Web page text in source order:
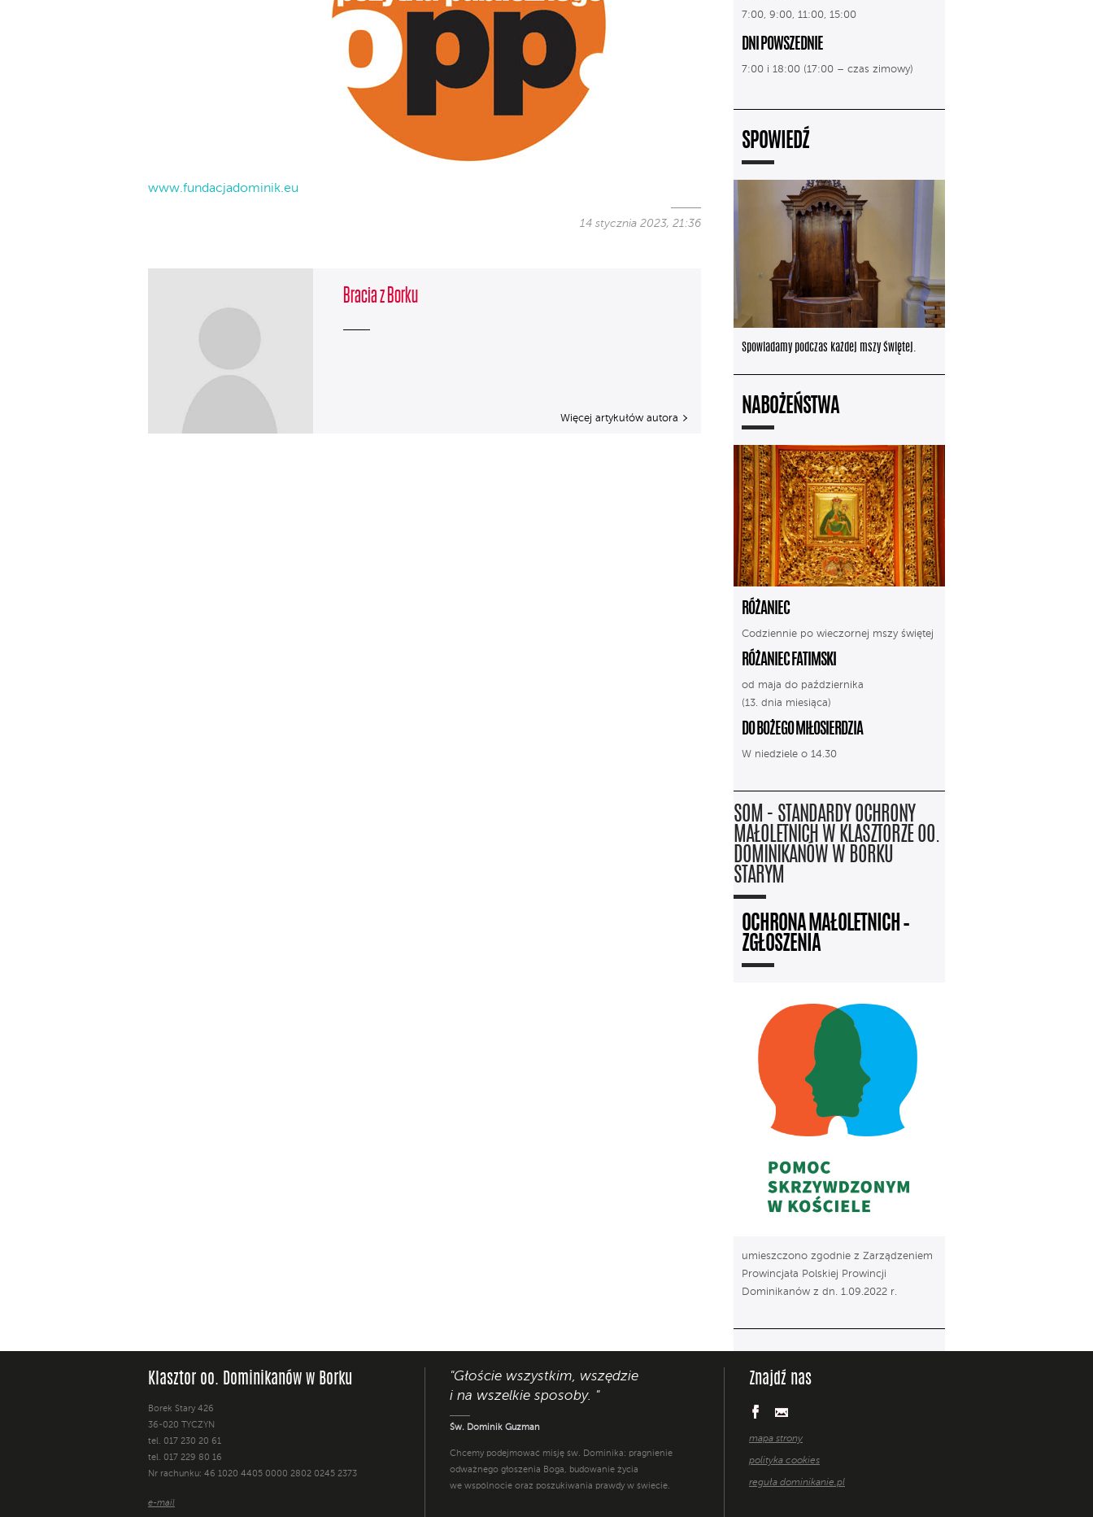
www.fundacjadominik.eu
14 stycznia 2023, 21:36
Bracia z Borku
Więcej artykułów autora
7:00, 9:00, 11:00, 15:00
DNI POWSZEDNIE
7:00 i 18:00 (17:00 – czas zimowy)
SPOWIEDŹ
Spowiadamy podczas każdej mszy świętej.
NABOŻEŃSTWA
RÓŻANIEC
Codziennie po wieczornej mszy świętej
RÓŻANIEC FATIMSKI
od maja do października
(13. dnia miesiąca)
DO BOŻEGO MIŁOSIERDZIA
W niedziele o 14.30
SOM - STANDARDY OCHRONY
MAŁOLETNICH W KLASZTORZE OO.
DOMINIKANÓW W BORKU
STARYM
OCHRONA MAŁOLETNICH –
ZGŁOSZENIA
umieszczono zgodnie z Zarządzeniem
Prowincjała Polskiej Prowincji
Dominikanów z dn. 1.09.2022 r.
Klasztor oo. Dominikanów w Borku
Borek Stary 426
36-020 TYCZYN
tel. 017 230 20 61
tel. 017 229 80 16
Nr rachunku: 46 1020 4405 0000 2802 0245 2373
e-mail
"Głoście wszystkim, wszędzie
i na wszelkie sposoby. "
Św. Dominik Guzman
Chcemy podejmować misję św. Dominika: pragnienie
odważnego głoszenia Boga, budowanie życia
we wspólnocie oraz poszukiwania prawdy w świecie.
Znajdź nas
mapa strony
polityka cookies
reguła dominikanie.pl